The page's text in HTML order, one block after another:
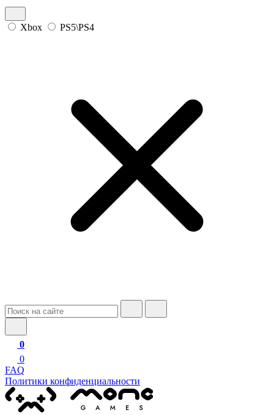
Xbox PS5\PS4
0
0
FAQ
Политики конфиденциальности